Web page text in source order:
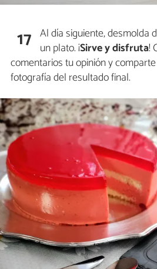
17 Al día siguiente, desmolda
un plato. ¡Sirve y disfruta!
comentarios tu opinión y
fotografía del resultado final.